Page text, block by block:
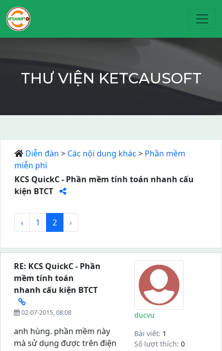
THƯ VIỆN KETCAUSOFT
Diễn đàn > Các nội dung khác > Phần mềm
miễn phí
KCS QuickC - Phần mềm tính toán nhanh cấu
kiện BTCT
‹ 1 2 ›
RE: KCS QuickC - Phần
mềm tính toán
nhanh cấu kiện BTCT
02-07-2015, 08:08
anh hùng. phần mềm này
mà sử dụng được trên điện
ducvu
Bài viết: 1
Số lượt thích: 0